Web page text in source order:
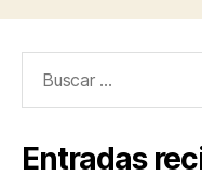
Entradas